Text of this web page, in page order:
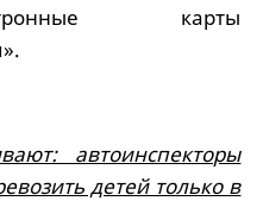
карты
автоинспекторы
детей только в